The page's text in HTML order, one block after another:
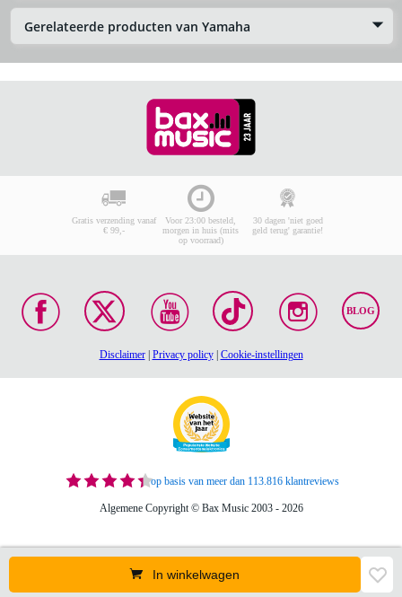
Gerelateerde producten van Yamaha
In winkelwagen
Gratis verzending vanaf
€ 99,-
Voor 23:00 besteld,
morgen in huis (mits
op voorraad)
30 dagen 'niet goed
geld terug' garantie!
BLOG
Disclaimer| Privacy policy| Cookie-instellingen
op basis van meer dan 113.816 klantreviews
Algemene Copyright © Bax Music 2003 - 2026